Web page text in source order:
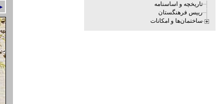
تاریخچه و اساسنامه
رییس فرهنگستان
ساختمان‌ها و امکانات